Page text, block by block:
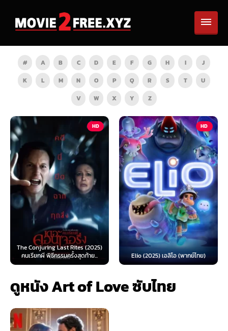
# A B C D E F G H I
J
K
L M N O P Q R S T
U
V
W X Y Z
Last Rites (2025)
กรรมครั้งสุดท้าย...
HD
Elio (2025) เอลิโอ (พากย์ไทย)
Spider-Man:
(2026) สไปเด
ดูหนัง Art of Love ซับไทย